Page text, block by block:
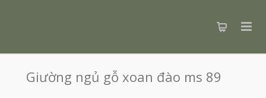
Giường ngủ gỗ xoan đào ms 89